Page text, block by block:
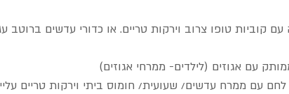
קוביות טופו צרוב וירקות טריים. או כדורי עדשים ברוטב
עם אגוזים (לילדים- ממרחי אגוזים)
2 פרוסות לחם עם ממרח עדשים/ שעועית/ חומוס ביתי וירקות טריים